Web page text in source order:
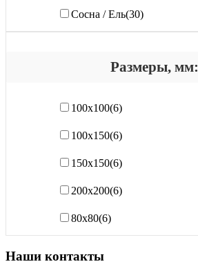
Сосна / Ель(30)
Размеры, мм:
100х100(6)
100х150(6)
150х150(6)
200х200(6)
80х80(6)
Наши контакты